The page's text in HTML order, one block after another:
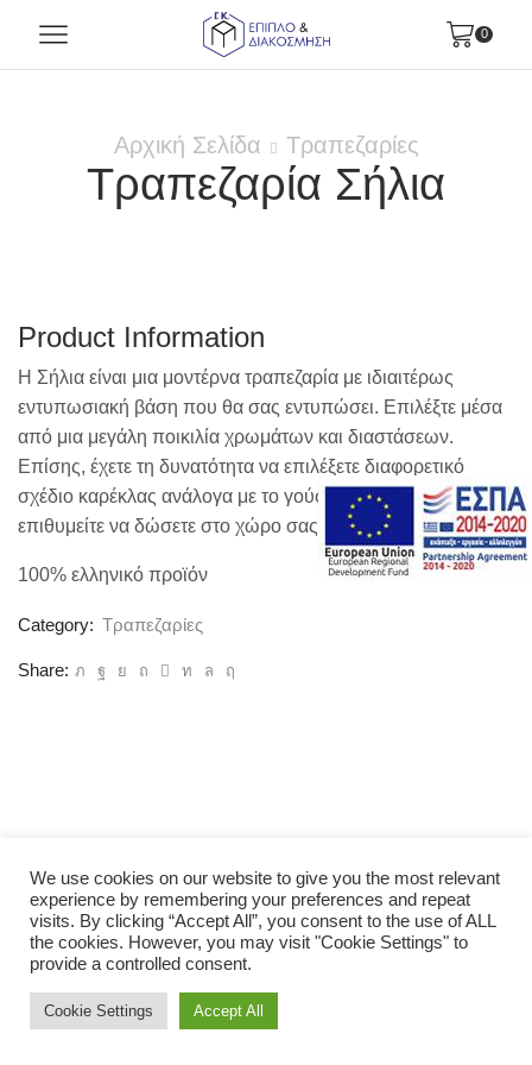
0
Αρχική Σελίδα Τραπεζαρίες
Τραπεζαρία Σήλια
Product Information
Η Σήλια είναι μια μοντέρνα τραπεζαρία με ιδιαιτέρως
εντυπωσιακή βάση που θα σας εντυπώσει. Επιλέξτε μέσα
από μια μεγάλη ποικιλία χρωμάτων και διαστάσεων.
Επίσης, έχετε τη δυνατότητα να επιλέξετε διαφορετικό
σχέδιο καρέκλας ανάλογα με το γούστο και το στυλ που
επιθυμείτε να δώσετε στο χώρο σας.
100% ελληνικό προϊόν
Category: Τραπεζαρίες
Share:
We use cookies on our website to give you the most relevant
experience by remembering your preferences and repeat
visits. By clicking “Accept All”, you consent to the use of ALL
the cookies. However, you may visit "Cookie Settings" to
provide a controlled consent.
Cookie Settings Accept All